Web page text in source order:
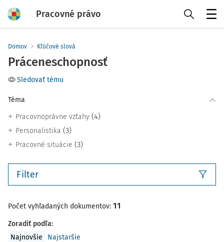
Pracovné právo
Domov Kľúčové slová
Práceneschopnosť
Sledovať tému
Téma
Pracovnoprávne vzťahy (4)
Personalistika (3)
Pracovné situácie (3)
Filter
Počet vyhľadaných dokumentov: 11
Zoradiť podľa:
Najnovšie
Najstaršie